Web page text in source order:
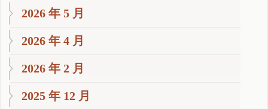
2026 年 5 月
2026 年 4 月
2026 年 2 月
2025 年 12 月